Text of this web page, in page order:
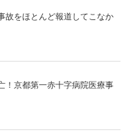
故をほとんど報道してこなか
！京都第一赤十字病院医療事